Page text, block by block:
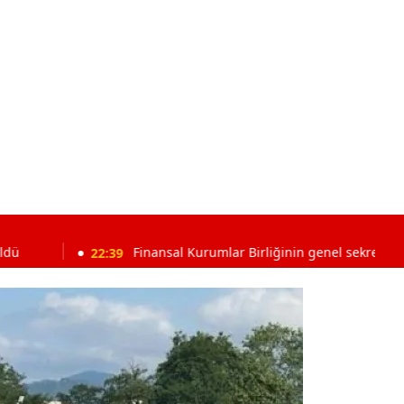
22:39 Finansal Kurumlar Birliğinin genel sekreterliğine